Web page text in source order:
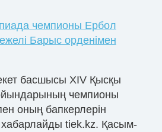
чемпионы Ербол
Барыс орденімен
басшысы ХІV Қысқы
чемпионы
оның бапкерлерін
tiek.kz. Қасым-